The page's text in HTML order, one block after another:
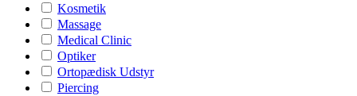
Kosmetik
Massage
Medical Clinic
Optiker
Ortopædisk Udstyr
Piercing